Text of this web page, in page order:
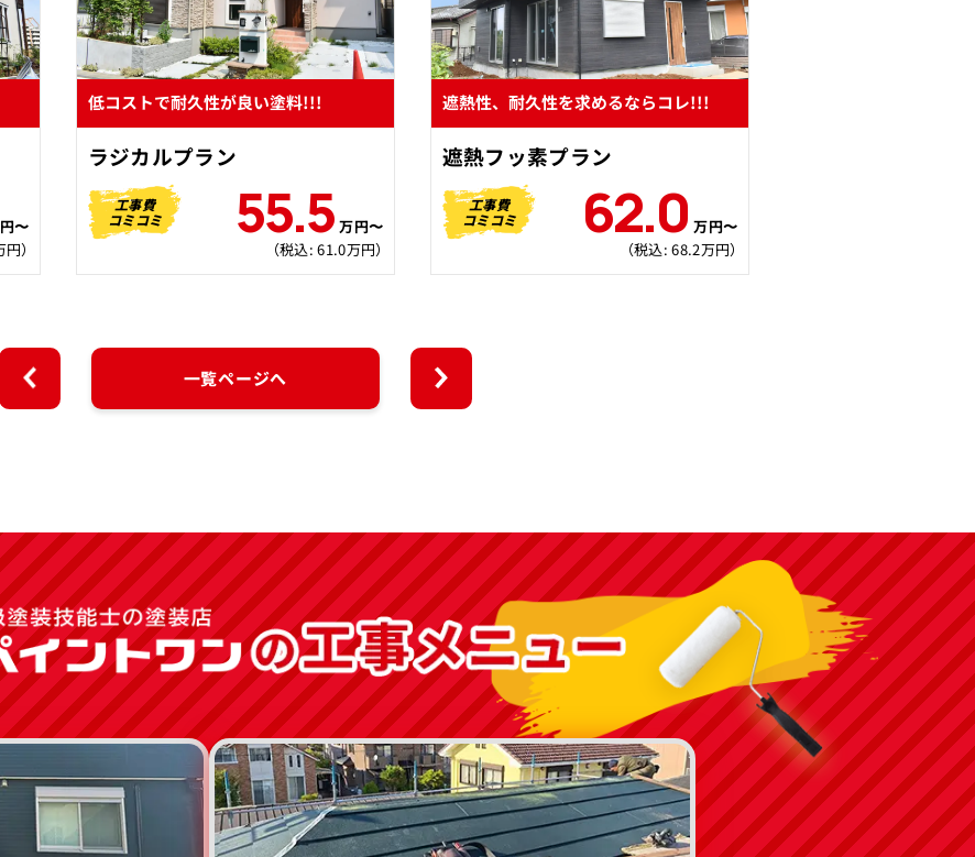
〜
）
低コストで耐久性が良い塗料!!!
ラジカルプラン
工事費
コミコミ
55.5 万円〜
（税込: 61.0万円）
遮熱性、耐久性を求めるならコレ!!!
遮熱フッ素プラン
工事費
コミコミ
62.0 万円〜
（税込: 68.2万円）
一覧ページへ